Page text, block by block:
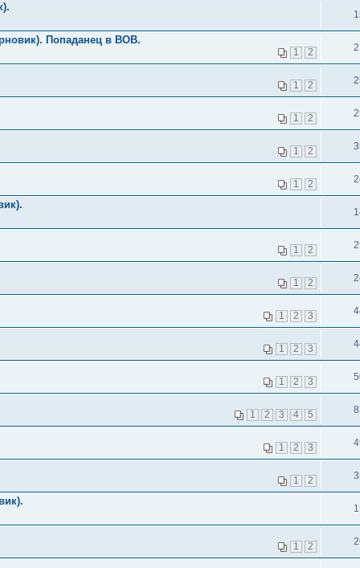
Попаданец в ВОВ.
1 2
1 2
1 2
1 2
1 2
1 2
1 2
1 2 3
1 2 3
1 2 3
1 2 3 4 5
1 2 3
1 2
1 2